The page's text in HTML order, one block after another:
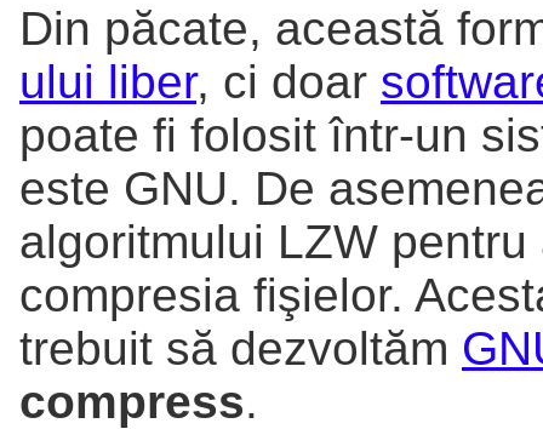
Din păcate, această
ului liber, ci doar
poate fi folosit într-un
este GNU. De
algoritmului LZW
compresia fişielor.
trebuit să dezvoltăm
compress.